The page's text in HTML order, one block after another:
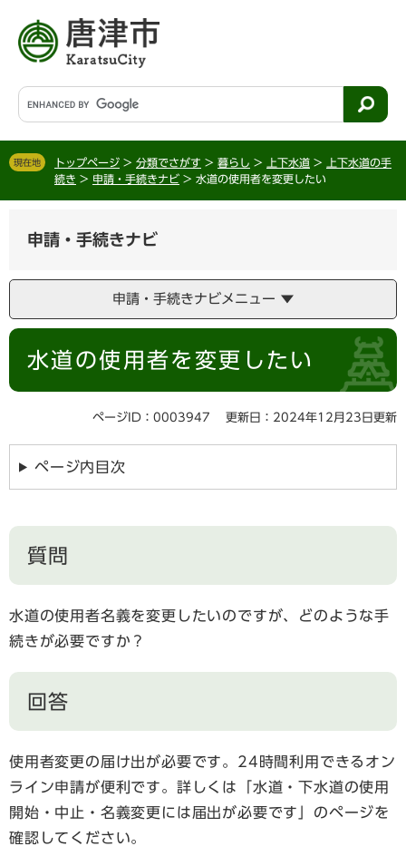
す
。
し
て
文
G
o
g
l
タ
現在地 トップページ > 分類でさがす > 暮らし > 上下水道 >
上下水道の手
続き > 申請・手続きナビ > 水道の使用者を変更したい
申請・手続きナビ
申請・手続きナビメニュー
本
水道の使用者を変更したい
ページID：0003947 更新日：2024年12月23日更新
ページ内目次
質問
水道の使用者名義を変更したいのですが、どのような手
続きが必要ですか？
回答
使用者変更の届け出が必要です。24時間利用できるオン
ライン申請が便利です。詳しくは「水道・下水道の使用
開始・中止・名義変更には届出が必要です」のページを
確認してください。